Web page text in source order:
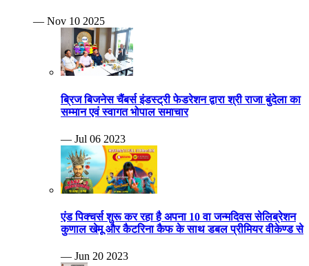
— Nov 10 2025
ब्रिज बिजनेस चैंबर्स इंडस्ट्री फेडरेशन द्वारा श्री राजा बुंदेला का
सम्मान एवं स्वागत भोपाल समाचार
— Jul 06 2023
एंड पिक्चर्स शुरू कर रहा है अपना 10 वा जन्मदिवस सेलिब्रेशन
कुणाल खेमू और कैटरिना कैफ के साथ डबल प्रीमियर वीकेण्ड से
— Jun 20 2023